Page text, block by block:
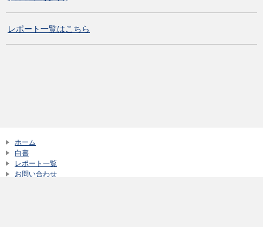
レポート一覧はこちら
ホーム
白書
レポート一覧
お問い合わせ